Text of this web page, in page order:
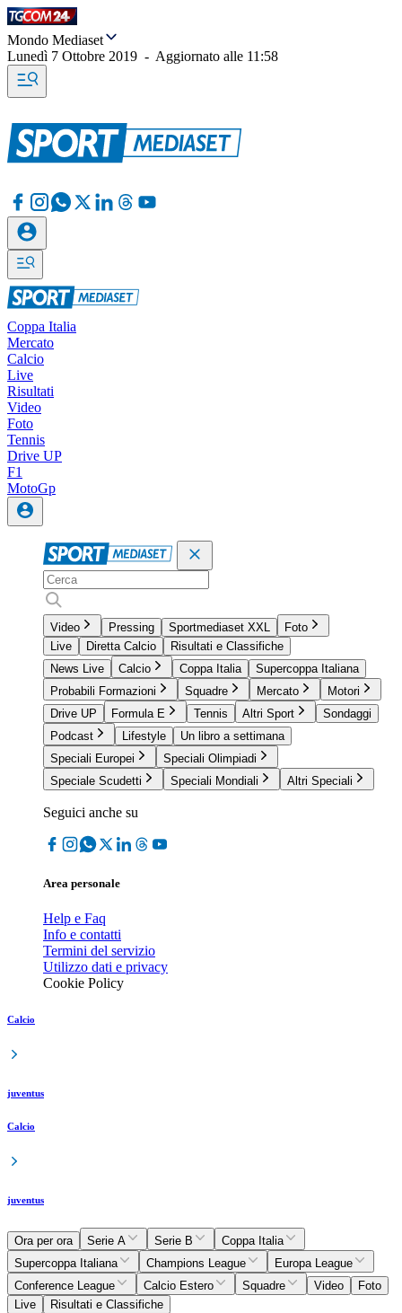
Mondo Mediaset
Lunedì 7 Ottobre 2019 - Aggiornato alle 11:58
Coppa Italia
Mercato
Calcio
Live
Risultati
Video
Foto
Tennis
Drive UP
F1
MotoGp
Video Pressing Sportmediaset XXL
Foto
Live
Diretta Calcio
Risultati e Classifiche
News Live
Calcio Coppa Italia
Supercoppa Italiana
Probabili Formazioni
Squadre Mercato
Motori
Drive UP
Formula E Tennis Altri Sport
Sondaggi
Podcast
Lifestyle
Un libro a settimana
Speciali Europei
Speciali Olimpiadi
Speciale Scudetti
Speciali Mondiali Altri Speciali
Seguici anche su
Area personale
Help e Faq
Info e contatti
Termini del servizio
Utilizzo dati e privacy
Cookie Policy
Calcio
juventus
Calcio
juventus
Ora per ora Serie A Serie B
Coppa Italia
Supercoppa Italiana
Champions League
Europa League
Conference League
Calcio Estero Squadre Video
Foto
Live
Risultati e Classifiche